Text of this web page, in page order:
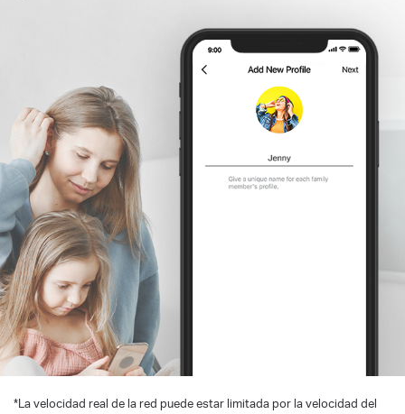
*La velocidad real de la red puede estar limitada por la velocidad del